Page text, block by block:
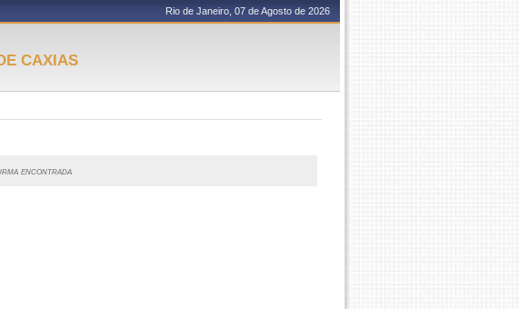
Rio de Janeiro, 07 de Agosto de 2026
CAXIAS
encontrada